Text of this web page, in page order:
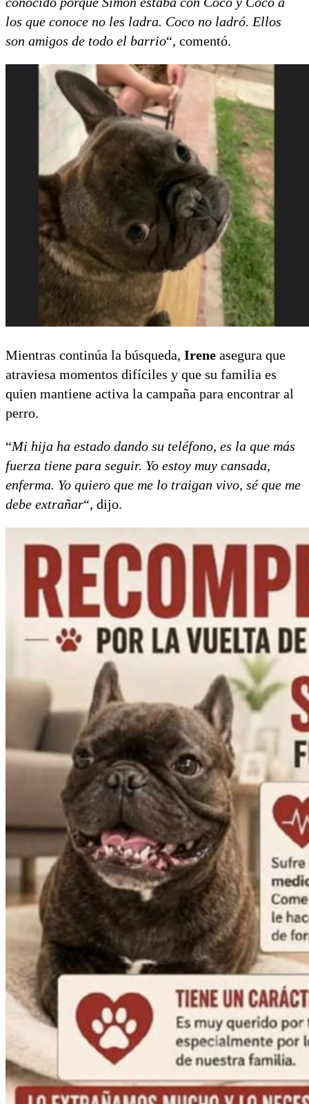
los que conoce no les ladra. Coco no ladró. Ellos
son amigos de todo el barrio“, comentó.
Mientras continúa la búsqueda, Irene asegura que
atraviesa momentos difíciles y que su familia es
quien mantiene activa la campaña para encontrar al
perro.
“Mi hija ha estado dando su teléfono, es la que más
fuerza tiene para seguir. Yo estoy muy cansada,
enferma. Yo quiero que me lo traigan vivo, sé que me
debe extrañar“, dijo.